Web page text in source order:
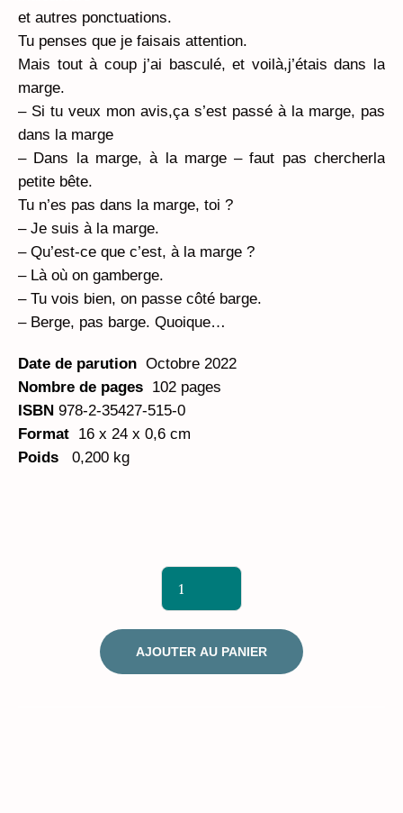
et autres ponctuations.
Tu penses que je faisais attention.
Mais tout à coup j’ai basculé, et voilà,j’étais dans la
marge.
– Si tu veux mon avis,ça s’est passé à la marge, pas
dans la marge
– Dans la marge, à la marge – faut pas chercherla
petite bête.
Tu n’es pas dans la marge, toi ?
– Je suis à la marge.
– Qu’est-ce que c’est, à la marge ?
– Là où on gamberge.
– Tu vois bien, on passe côté barge.
– Berge, pas barge. Quoique…
Date de parution Octobre 2022
Nombre de pages 102 pages
ISBN 978-2-35427-515-0
Format 16 x 24 x 0,6 cm
Poids 0,200 kg
AJOUTER AU PANIER